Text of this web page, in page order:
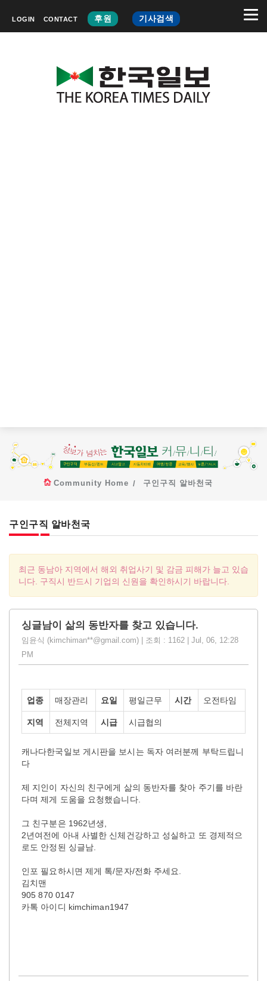
LOGIN CONTACT 후원 기사검색
Community Home 구인구직 알바천국
구인구직 알바천국
최근 동남아 지역에서 해외 취업사기 및 감금 피해가 늘고 있습
니다. 구직시 반드시 기업의 신원을 확인하시기 바랍니다.
싱글남이 삶의 동반자를 찾고 있습니다.
임윤식 (kimchiman**@gmail.com) | 조회 : 1162 | Jul, 06, 12:28
PM
업종 매장관리 요일 평일근무 시간 오전타임
지역 전체지역 시급 시급협의
캐나다한국일보 게시판을 보시는 독자 여러분께 부탁드립니
다
제 지인이 자신의 친구에게 삶의 동반자를 찾아 주기를 바란
다며 제게 도움을 요청했습니다.
그 친구분은 1962년생,
2년여전에 아내 사별한 신체건강하고 성실하고 또 경제적으
로도 안정된 싱글남.
인포 필요하시면 제게 톡/문자/전화 주세요.
김치맨
905 870 0147
카톡 아이디 kimchiman1947